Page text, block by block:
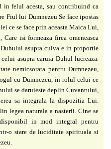
in felul acesta, sau contribuind ca
Fiullui Dumnezeu Se face ipostas
ce se face prin aceasta Maica Lui,
isi formeaza firea omeneasca
asupra cuiva e in proportie
asupra caruia Duhul lucreaza.
nemicsorata pentru Dumnezeu,
cu Dumnezeu, in rolul celui ce
se daruieste deplin Cuvantului,
sa integrala la dispozitia Lui.
legea naturala a nasterii. Cine se
in modintegral pentru
o stare de luciditate spirituala si